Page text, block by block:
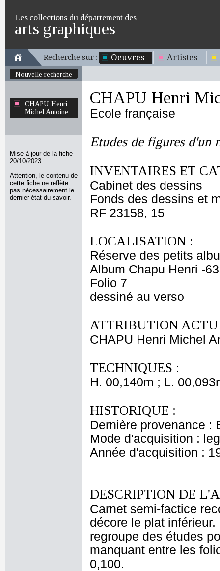
Les collections du département des
arts graphiques
Recherche sur : Oeuvres Artistes
Nouvelle recherche
CHAPU Henri
Michel Antoine
Mise à jour de la fiche
20/10/2023
Attention, le contenu de
cette fiche ne reflète
pas nécessairement le
dernier état du savoir.
CHAPU Henri
Ecole française
Etudes de figures d'un
INVENTAIRES ET
Cabinet des dessins
Fonds des dessins et
RF 23158, 15
LOCALISATION :
Réserve des petits
Album Chapu Henri -
Folio 7
dessiné au verso
ATTRIBUTION
CHAPU Henri Michel
TECHNIQUES :
H. 00,140m ; L.
HISTORIQUE :
Dernière provenance :
Mode d'acquisition :
Année d'acquisition :
DESCRIPTION DE
Carnet semi-factice
décore le plat
regroupe des études
manquant entre les
0,100.